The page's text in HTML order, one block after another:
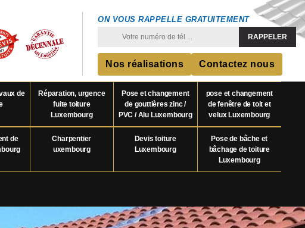
ON VOUS RAPPELLE GRATUITEMENT
Nos réalisations Contactez nous
de
Réparation, urgence
fuite toiture
Luxembourg
Pose et changement
de gouttières zinc /
PVC / Alu Luxembourg
pose et changement
de fenêtre de toit et
velux Luxembourg
de
Charpentier
uxembourg
Devis toiture
Luxembourg
Pose de bâche et
bâchage de toiture
Luxembourg